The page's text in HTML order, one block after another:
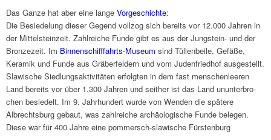
Das Ganze hat aber eine lange Vorge­schichte:
Die Besie­de­lung dieser Gegend voll­zog sich bereits vor 12.000 Jahren in
der Mittel­stein­zeit. Zahl­rei­che Funde gibt es aus der Jung­stein- und der
Bron­ze­zeit. Im Binnen­schiff­fahrts-Museum sind Tüllen­beile, Gefäße,
Kera­mik und Funde aus Gräber­fel­dern und vom Juden­fried­hof ausge­stellt.
Slawi­sche Sied­lungs­ak­ti­vi­tä­ten erfolg­ten in dem fast menschen­lee­ren
Land bereits vor über 1.300 Jahren und seit­her ist das Land unun­ter­bro­
chen besie­delt. Im 9. Jahr­hun­dert wurde von Wenden die spätere
Albrechts­burg gebaut, was zahl­rei­che archäo­lo­gi­sche Funde bele­gen.
Diese war für 400 Jahre eine pommersch-slawi­sche Fürsten­burg